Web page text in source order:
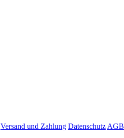
Versand und Zahlung DatenschutzAGB